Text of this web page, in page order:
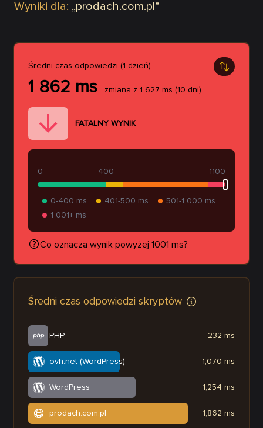
Wyniki dla: „prodach.com.pl ”
Średni czas odpowiedzi (1 dzień)
1 862 ms zmiana z 1 627 ms (10 dni)
FATALNY WYNIK
400
0 1100
0-400 ms 401-500 ms
501-1 000 ms
1 001+ ms
Co oznacza wynik powyżej 1001 ms?
Średni czas odpowiedzi skryptów
PHP
ovh.net (WordPress)
WordPress
prodach.com.pl
232 ms
1,070 ms
1,254 ms
1,862 ms